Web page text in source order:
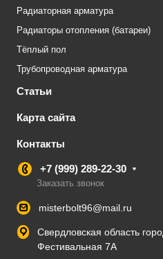
Радиаторная арматура
Радиаторы отопления (батареи)
Тёплый пол
Трубопроводная арматура
Статьи
Карта сайта
Контакты
+7 (999) 289-22-30
Заказать звонок
misterbolt96@mail.ru
Свердловская область
Фестивальная 7А